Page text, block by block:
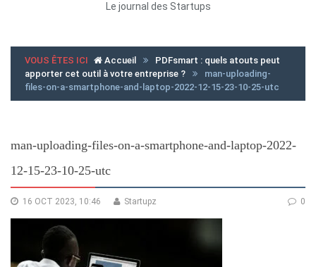
Le journal des Startups
VOUS ÊTES ICI Accueil
PDFsmart : quels atouts peut
apporter cet outil à votre entreprise ?
man-uploading-
files-on-a-smartphone-and-laptop-2022-12-15-23-10-25-utc
man-uploading-files-on-a-smartphone-and-laptop-2022-
12-15-23-10-25-utc
16 OCT 2023, 10:46 0
Startupz